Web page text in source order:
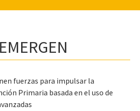
fuerzas para impulsar la
Primaria basada en el uso de